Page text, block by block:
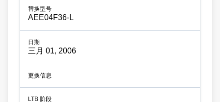
AEE04F36-L
三月 01, 2006